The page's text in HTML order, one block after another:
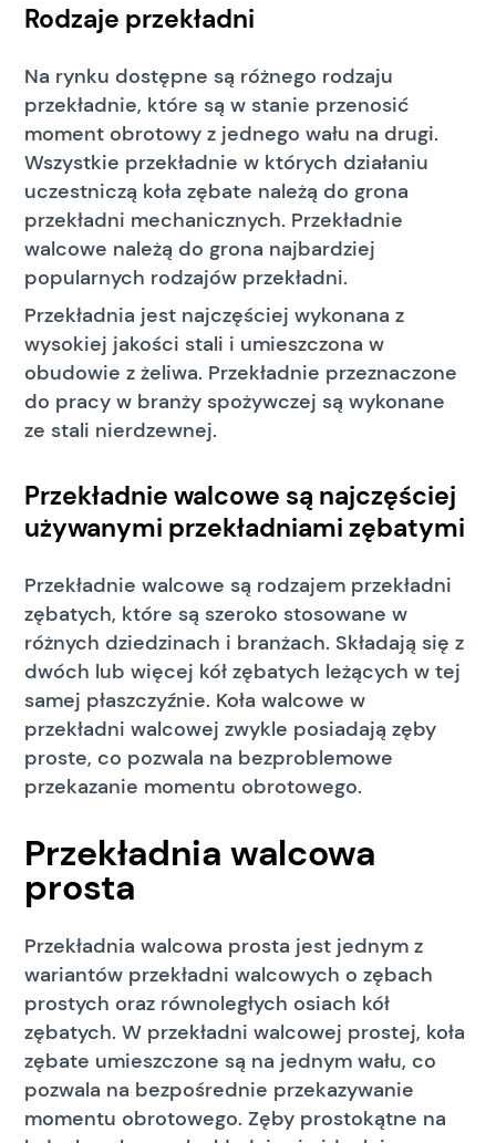
Rodzaje przekładni
Na rynku dostępne są różnego rodzaju
przekładnie, które są w stanie przenosić
moment obrotowy z jednego wału na drugi.
Wszystkie przekładnie w których działaniu
uczestniczą koła zębate należą do grona
przekładni mechanicznych. Przekładnie
walcowe należą do grona najbardziej
popularnych rodzajów przekładni.
Przekładnia jest najczęściej wykonana z
wysokiej jakości stali i umieszczona w
obudowie z żeliwa. Przekładnie przeznaczone
do pracy w branży spożywczej są wykonane
ze stali nierdzewnej.
Przekładnie walcowe są najczęściej
używanymi przekładniami zębatymi
Przekładnie walcowe są rodzajem przekładni
zębatych, które są szeroko stosowane w
różnych dziedzinach i branżach. Składają się z
dwóch lub więcej kół zębatych leżących w tej
samej płaszczyźnie. Koła walcowe w
przekładni walcowej zwykle posiadają zęby
proste, co pozwala na bezproblemowe
przekazanie momentu obrotowego.
Przekładnia walcowa
prosta
Przekładnia walcowa prosta jest jednym z
wariantów przekładni walcowych o zębach
prostych oraz równoległych osiach kół
zębatych. W przekładni walcowej prostej, koła
zębate umieszczone są na jednym wału, co
pozwala na bezpośrednie przekazywanie
momentu obrotowego. Zęby prostokątne na